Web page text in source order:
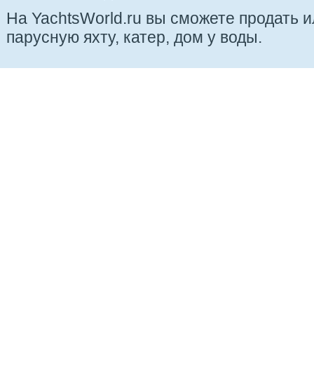
На YachtsWorld.ru вы сможете продать
парусную яхту, катер, дом у воды.